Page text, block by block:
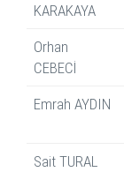
KARAKAYA
Orhan
CEBECİ
Emrah AYDIN
Sait TURAL